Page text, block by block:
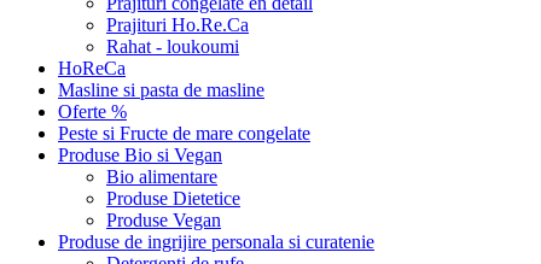
Prajituri Ho.Re.Ca
Rahat - loukoumi
HoReCa
Masline si pasta de masline
Oferte %
Peste si Fructe de mare congelate
Produse Bio si Vegan
Bio alimentare
Produse Dietetice
Produse Vegan
Produse de ingrijire personala si curatenie